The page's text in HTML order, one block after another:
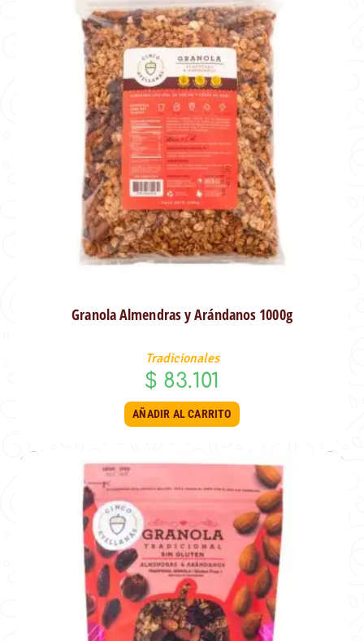
Granola Almendras y Arándanos 1000g
Tradicionales
$ 83.101
AÑADIR AL CARRITO